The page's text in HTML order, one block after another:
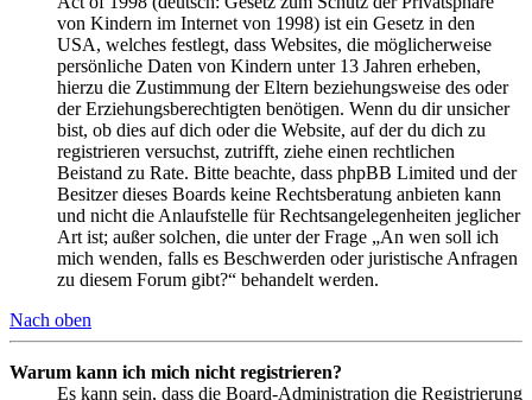
von Kindern im Internet von 1998) ist ein Gesetz in den
USA, welches festlegt, dass Websites, die möglicherweise
persönliche Daten von Kindern unter 13 Jahren erheben,
hierzu die Zustimmung der Eltern beziehungsweise des oder
der Erziehungsberechtigten benötigen. Wenn du dir unsicher
bist, ob dies auf dich oder die Website, auf der du dich zu
registrieren versuchst, zutrifft, ziehe einen rechtlichen
Beistand zu Rate. Bitte beachte, dass phpBB Limited und der
Besitzer dieses Boards keine Rechtsberatung anbieten kann
und nicht die Anlaufstelle für Rechtsangelegenheiten jeglicher
Art ist; außer solchen, die unter der Frage „An wen soll ich
mich wenden, falls es Beschwerden oder juristische Anfragen
zu diesem Forum gibt?“ behandelt werden.
Nach oben
Warum kann ich mich nicht registrieren?
Es kann sein, dass die Board-Administration die Registrierung